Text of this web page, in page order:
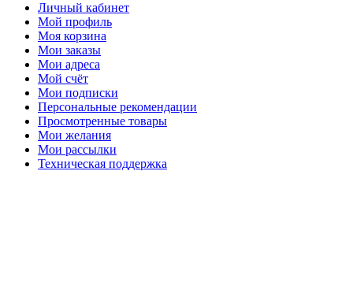
Личный кабинет
Мой профиль
Моя корзина
Мои заказы
Мои адреса
Мой счёт
Мои подписки
Персональные рекомендации
Просмотренные товары
Мои желания
Мои рассылки
Техническая поддержка